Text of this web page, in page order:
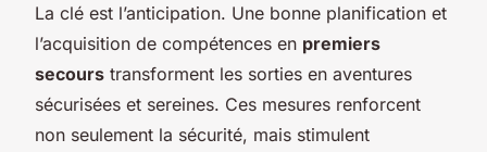
La clé est l’anticipation. Une bonne planification et
l’acquisition de compétences en premiers
secours transforment les sorties en aventures
sécurisées et sereines. Ces mesures renforcent
non seulement la sécurité, mais stimulent